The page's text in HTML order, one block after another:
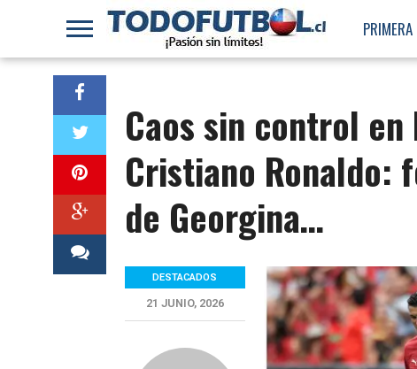
Caos sin control
Cristiano Ronaldo:
de Georgina…
DESTACADOS
21 JUNIO, 2026